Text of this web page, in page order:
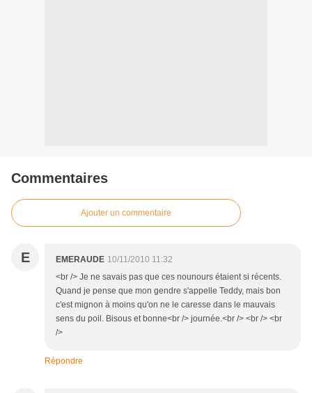
Commentaires
Ajouter un commentaire
E EMERAUDE 10/11/2010 11:32
<br /> Je ne savais pas que ces nounours étaient si récents.
Quand je pense que mon gendre s'appelle Teddy, mais bon
c'est mignon à moins qu'on ne le caresse dans le mauvais
sens du poil. Bisous et bonne<br /> journée.<br /> <br /> <br
/>
Répondre